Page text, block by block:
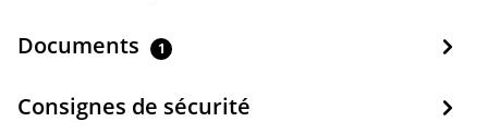
Documents 1
Consignes de sécurité